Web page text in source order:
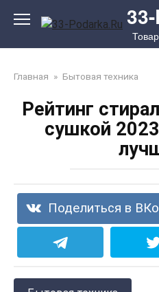
Главная » Бытовая техника
Рейтинг
сушкой
Поделиться в